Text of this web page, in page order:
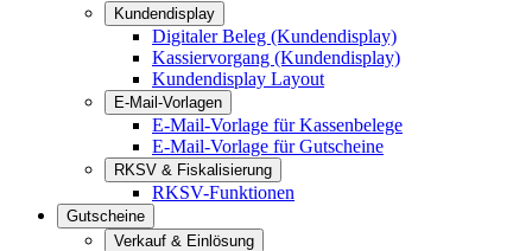
Kundendisplay
Digitaler Beleg (Kundendisplay)
Kassiervorgang (Kundendisplay)
Kundendisplay Layout
E-Mail-Vorlagen
E-Mail-Vorlage für Kassenbelege
E-Mail-Vorlage für Gutscheine
RKSV & Fiskalisierung
RKSV-Funktionen
Gutscheine
Verkauf & Einlösung